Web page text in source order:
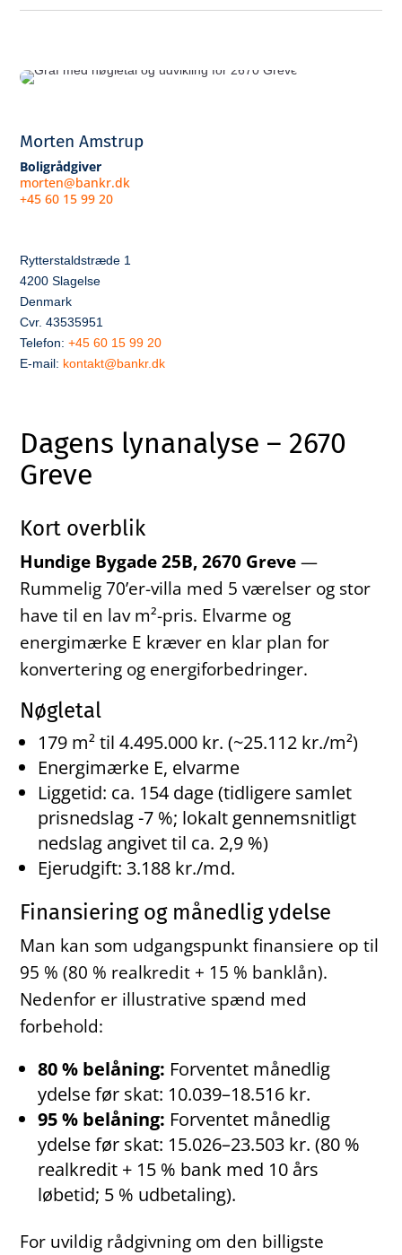
Morten Amstrup
Boligrådgiver
morten@bankr.dk
+45 60 15 99 20
Rytterstaldstræde 1
4200 Slagelse
Denmark
Cvr. 43535951
Telefon:+45 60 15 99 20
E-mail: kontakt@bankr.dk
Dagens lynanalyse – 2670
Greve
Kort overblik
Hundige Bygade 25B, 2670 Greve—
Rummelig 70’er-villa med 5 værelser og stor
have til en lav m²-pris. Elvarme og
energimærke E kræver en klar plan for
konvertering og energiforbedringer.
Nøgletal
179 m² til 4.495.000 kr. (~25.112 kr./m²)
Energimærke E, elvarme
Liggetid: ca. 154 dage (tidligere samlet
prisnedslag -7 %; lokalt gennemsnitligt
nedslag angivet til ca. 2,9 %)
Ejerudgift: 3.188 kr./md.
Finansiering og månedlig ydelse
Man kan som udgangspunkt finansiere op til
95 % (80 % realkredit + 15 % banklån).
Nedenfor er illustrative spænd med
forbehold:
80 % belåning: Forventet månedlig
ydelse før skat: 10.039–18.516 kr.
95 % belåning: Forventet månedlig
ydelse før skat: 15.026–23.503 kr. (80 %
realkredit + 15 % bank med 10 års
løbetid; 5 % udbetaling).
For uvildig rådgivning om den billigste